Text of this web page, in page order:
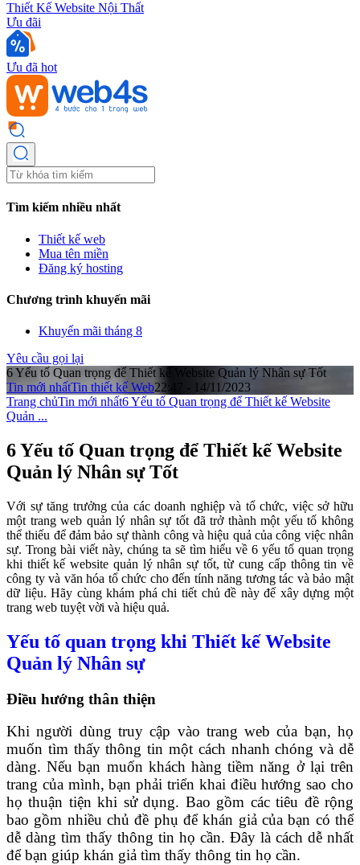
Thiết Kế Website Nội Thất
Ưu đãi
Ưu đã hot
Tìm kiếm nhiều nhất
Thiết kế web
Mua tên miền
Đăng ký hosting
Chương trình khuyến mãi
Khuyến mãi tháng 8
Yêu cầu gọi lại
6 Yếu tố Quan trọng để Thiết kế Website Quản lý Nhân sự Tốt
Tin mới nhấtTin thiết kế Web22:47 - 14/11/2023
Trang chủTin mới nhất6 Yếu tố Quan trọng để Thiết kế Website
Quản ...
6 Yếu tố Quan trọng để Thiết kế Website
Quản lý Nhân sự Tốt
Với sự tăng trưởng của các doanh nghiệp và tổ chức, việc sở hữu
một trang web quản lý nhân sự tốt đã trở thành một yếu tố không
thể thiếu để đảm bảo sự thành công và hiệu quả của công việc nhân
sự. Trong bài viết này, chúng ta sẽ tìm hiểu về 6 yếu tố quan trọng
khi thiết kế website quản lý nhân sự tốt, từ cung cấp thông tin về
công ty và văn hóa tổ chức cho đến tính năng tương tác và bảo mật
dữ liệu. Hãy cùng khám phá chi tiết chủ đề này để xây dựng một
trang web tuyệt vời và hiệu quả.
Yếu tố quan trọng khi Thiết kế Website
Quản lý Nhân sự
Điều hướng thân thiện
Khi người dùng truy cập vào trang web của bạn, họ
muốn tìm thấy thông tin một cách nhanh chóng và dễ
dàng. Nếu bạn muốn khách hàng tiềm năng ở lại trên
trang của mình, bạn phải triển khai điều hướng sao cho
họ thuận tiện khi sử dụng. Bao gồm các tiêu đề rộng
bao gồm nhiều chủ đề phụ để khán giả của bạn có thể
dễ dàng tìm thấy thông tin họ cần. Đây là cách dễ nhất
để bạn giúp khán giả tìm thấy thông tin họ cần.